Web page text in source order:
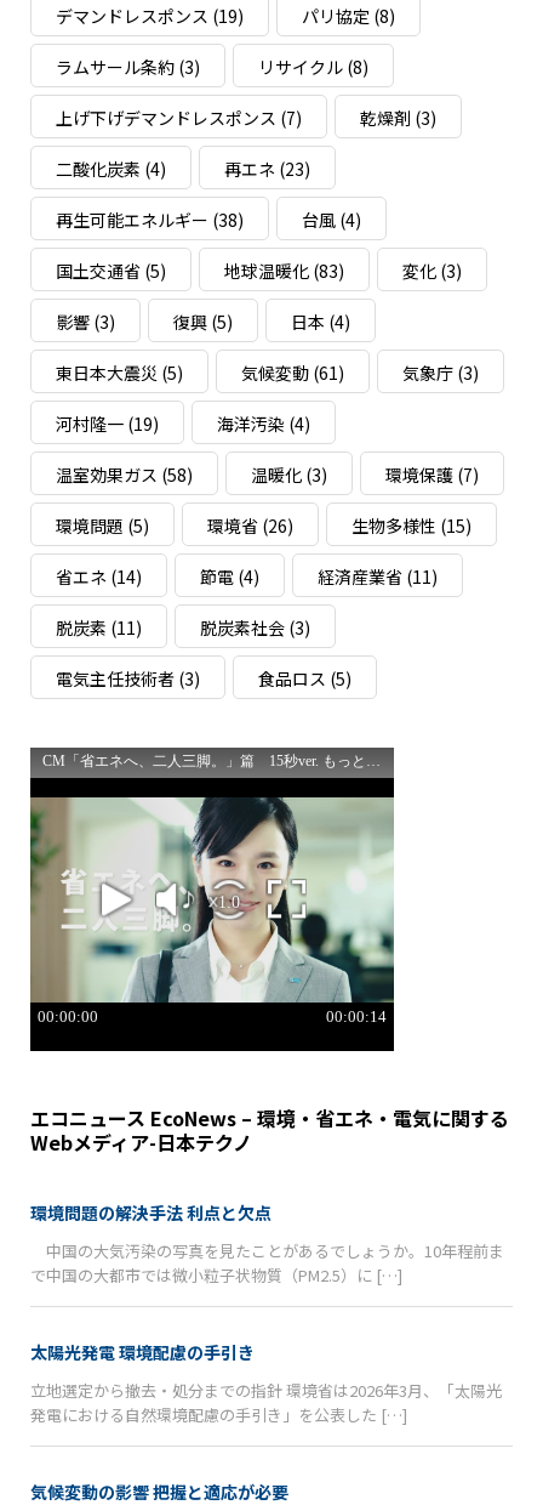
デマンドレスポンス (19) パリ協定 (8)
ラムサール条約(3) リサイクル(8)
上げ下げデマンドレスポンス (7) 乾燥剤 (3)
二酸化炭素 (4) 再エネ (23)
再生可能エネルギー (38) 台風(4)
国土交通省(5) 地球温暖化(83) 変化(3)
影響(3) 復興(5) 日本 (4)
東日本大震災 (5) 気候変動(61) 気象庁(3)
河村隆一(19) 海洋汚染 (4)
温室効果ガス (58) 温暖化(3) 環境保護(7)
環境問題 (5) 環境省(26) 生物多様性 (15)
省エネ (14) 節電(4) 経済産業省(11)
脱炭素 (11) 脱炭素社会(3)
電気主任技術者(3) 食品ロス (5)
エコニュース EcoNews – 環境・省エネ・電気に関する
Webメディア-日本テクノ
環境問題の解決手法 利点と欠点
中国の大気汚染の写真を見たことがあるでしょうか。10年程前ま
で中国の大都市では微小粒子状物質（PM2.5）に […]
太陽光発電 環境配慮の手引き
立地選定から撤去・処分までの指針 環境省は2026年3月、「太陽光
発電における自然環境配慮の手引き」を公表した […]
気候変動の影響 把握と適応が必要